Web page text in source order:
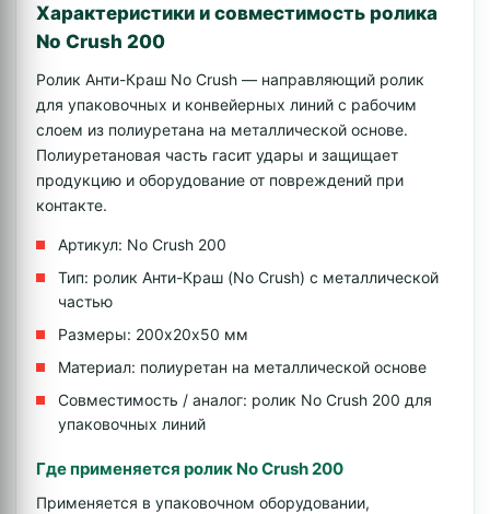
Характеристики и совместимость ролика
No Crush 200
Ролик Анти-Краш No Crush — направляющий ролик
для упаковочных и конвейерных линий с рабочим
слоем из полиуретана на металлической основе.
Полиуретановая часть гасит удары и защищает
продукцию и оборудование от повреждений при
контакте.
Артикул: No Crush 200
Тип: ролик Анти-Краш (No Crush) с металлической
частью
Размеры: 200х20х50 мм
Материал: полиуретан на металлической основе
Совместимость / аналог: ролик No Crush 200 для
упаковочных линий
Где применяется ролик No Crush 200
Применяется в упаковочном оборудовании,